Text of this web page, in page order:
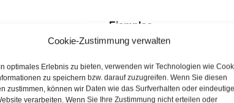
Cookie-Zustimmung verwalten
optimales Erlebnis zu bieten, verwenden wir Technologien wie
zu speichern bzw. darauf zuzugreifen. Wenn Sie diesen
zustimmen, können wir Daten wie das Surfverhalten oder
verarbeiten. Wenn Sie Ihre Zustimmung nicht erteilen oder
Ejemplos
Edificios
Esculturas y
protección de monumentos